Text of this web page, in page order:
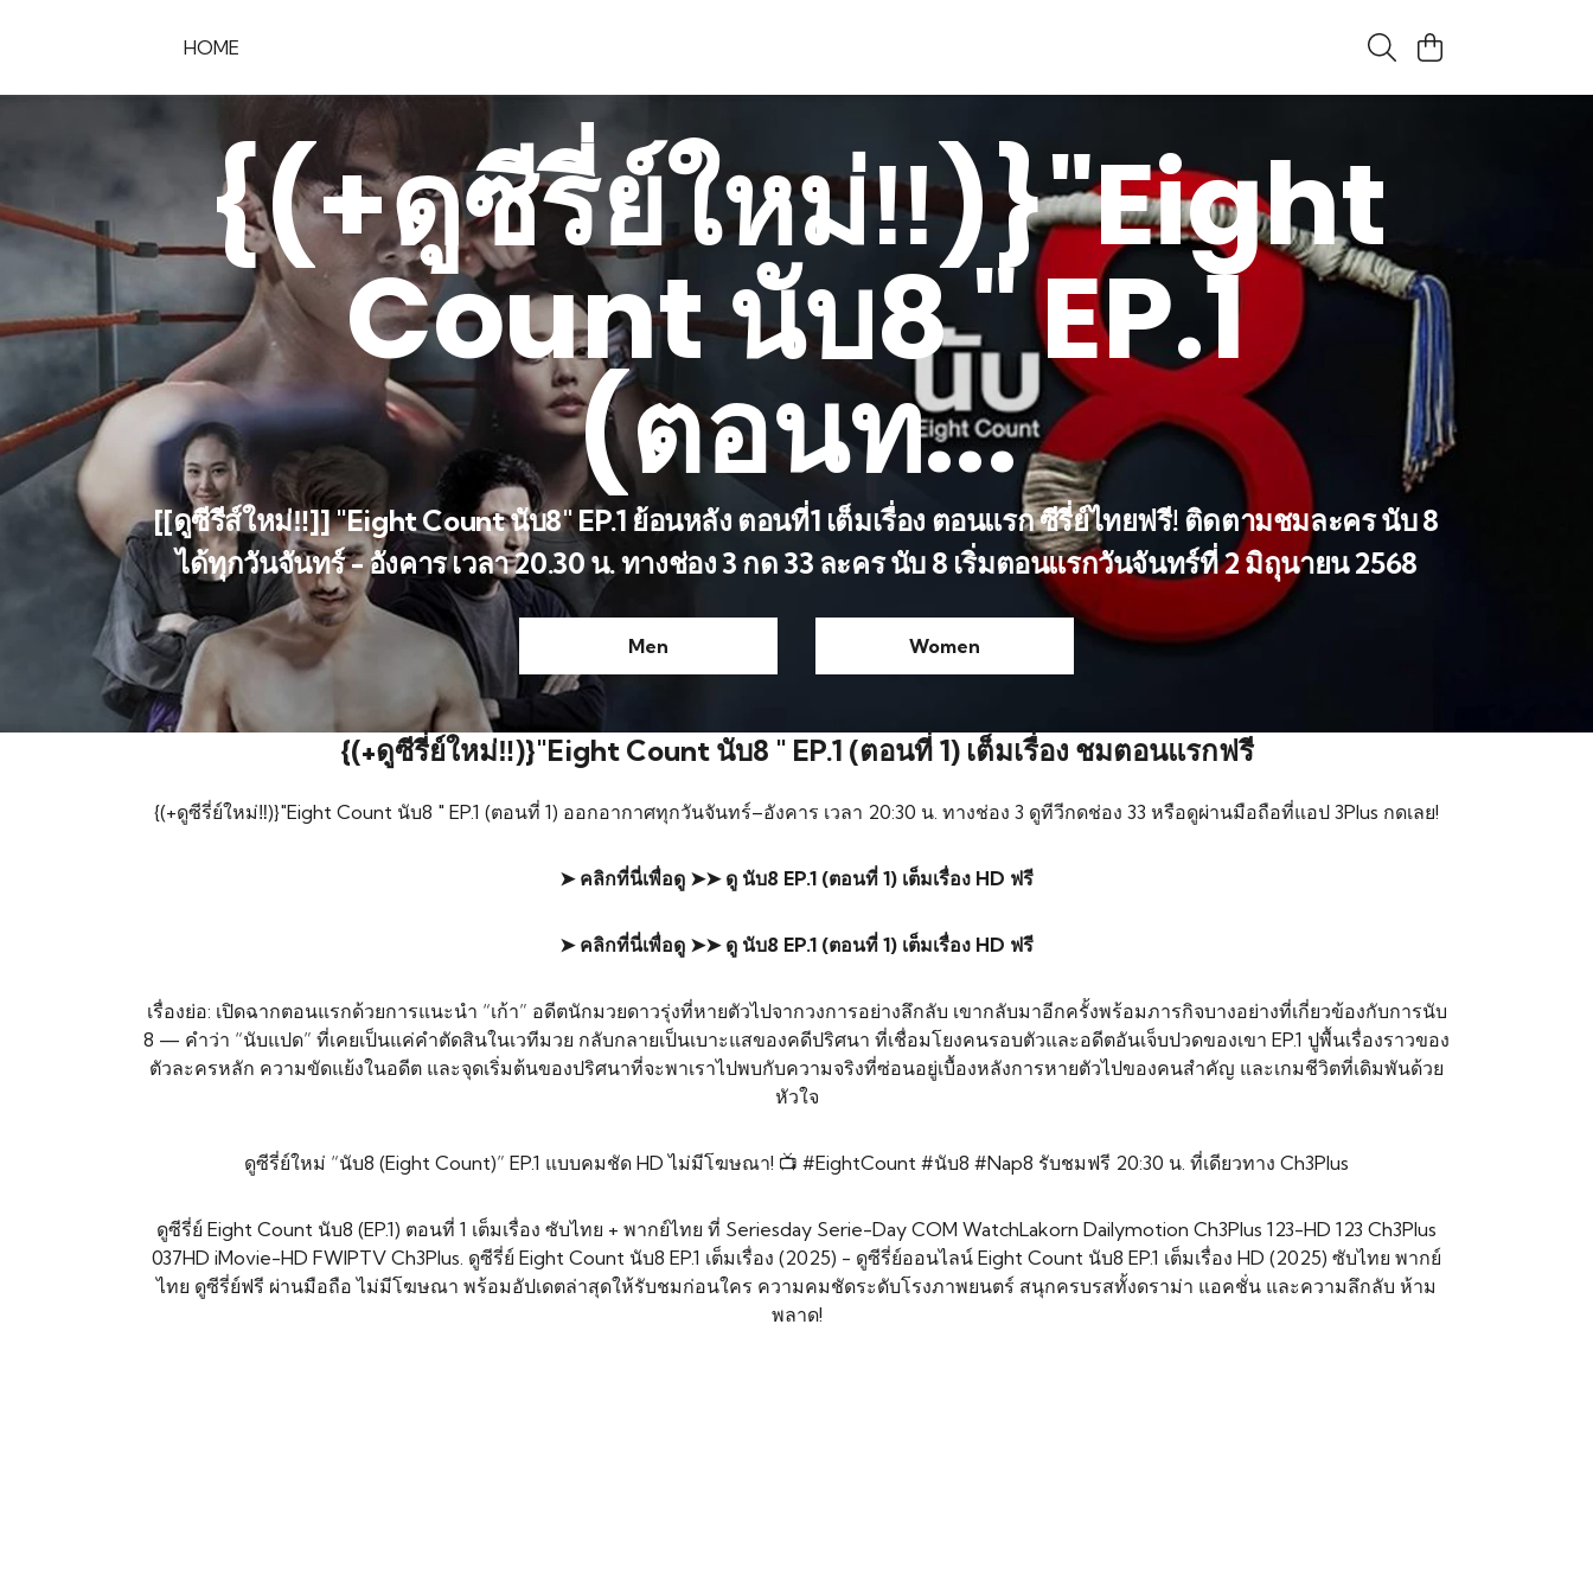
HOME
{(+ดูซีรี่ย์ใหม่‼️)}"Eight
Count นับ8 " EP.1
(ตอนท...
[[ดูซีรีส์ใหม่‼️]] "Eight Count นับ8" EP.1 ย้อนหลัง ตอนที่1 เต็มเรื่อง ตอนแรก ซีรี่ย์ไทยฟรี! ติดตามชมละคร นับ 8
ได้ทุกวันจันทร์ - อังคาร เวลา 20.30 น. ทางช่อง 3 กด 33 ละคร นับ 8 เริ่มตอนแรกวันจันทร์ที่ 2 มิถุนายน 2568
Men Women
{(+ดูซีรี่ย์ใหม่‼️)}"Eight Count นับ8 " EP.1 (ตอนที่ 1) เต็มเรื่อง ชมตอนแรกฟรี
{(+ดูซีรี่ย์ใหม่‼️)}"Eight Count นับ8 " EP.1 (ตอนที่ 1) ออกอากาศทุกวันจันทร์–อังคาร เวลา 20:30 น. ทางช่อง 3 ดูทีวีกดช่อง 33 หรือดูผ่านมือถือที่แอป 3Plus กดเลย!
➤ คลิกที่นี่เพื่อดู ➤➤ ดู นับ8 EP.1 (ตอนที่ 1) เต็มเรื่อง HD ฟรี
➤ คลิกที่นี่เพื่อดู ➤➤ ดู นับ8 EP.1 (ตอนที่ 1) เต็มเรื่อง HD ฟรี
เรื่องย่อ: เปิดฉากตอนแรกด้วยการแนะนำ “เก้า” อดีตนักมวยดาวรุ่งที่หายตัวไปจากวงการอย่างลึกลับ เขากลับมาอีกครั้งพร้อมภารกิจบางอย่างที่เกี่ยวข้องกับการนับ
8 — คำว่า “นับแปด” ที่เคยเป็นแค่คำตัดสินในเวทีมวย กลับกลายเป็นเบาะแสของคดีปริศนา ที่เชื่อมโยงคนรอบตัวและอดีตอันเจ็บปวดของเขา EP.1 ปูพื้นเรื่องราวของ
ตัวละครหลัก ความขัดแย้งในอดีต และจุดเริ่มต้นของปริศนาที่จะพาเราไปพบกับความจริงที่ซ่อนอยู่เบื้องหลังการหายตัวไปของคนสำคัญ และเกมชีวิตที่เดิมพันด้วย
หัวใจ
ดูซีรี่ย์ใหม่ “นับ8 (Eight Count)” EP.1 แบบคมชัด HD ไม่มีโฆษณา! 📺 #EightCount #นับ8 #Nap8 รับชมฟรี 20:30 น. ที่เดียวทาง Ch3Plus
ดูซีรี่ย์ Eight Count นับ8 (EP.1) ตอนที่ 1 เต็มเรื่อง ซับไทย + พากย์ไทย ที่ Seriesday Serie-Day COM WatchLakorn Dailymotion Ch3Plus 123-HD 123 Ch3Plus
037HD iMovie-HD FWIPTV Ch3Plus. ดูซีรี่ย์ Eight Count นับ8 EP.1 เต็มเรื่อง (2025) - ดูซีรี่ย์ออนไลน์ Eight Count นับ8 EP.1 เต็มเรื่อง HD (2025) ซับไทย พากย์
ไทย ดูซีรี่ย์ฟรี ผ่านมือถือ ไม่มีโฆษณา พร้อมอัปเดตล่าสุดให้รับชมก่อนใคร ความคมชัดระดับโรงภาพยนตร์ สนุกครบรสทั้งดราม่า แอคชั่น และความลึกลับ ห้าม
พลาด!